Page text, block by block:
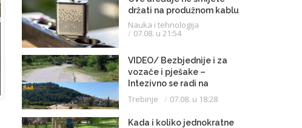
držati na produžnom kablu
Nauka i tehnologija
07.08. u 21:54
VIDEO/ Bezbjednije i za
vozače i pješake –
Intezivno se radi na
proširenju saobraćajnice
Trebinje 07.08. u 18:28
Kada i koliko jednokratne